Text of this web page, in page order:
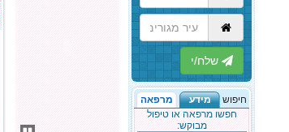
הבא
חיפוש מידע
מרפאה
חפשו מרפאה או טיפול
מבוקש: